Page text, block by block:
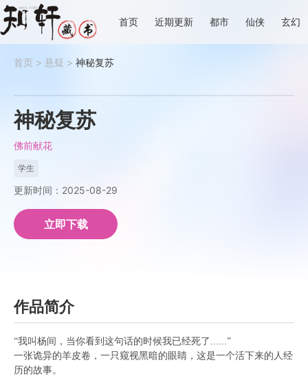
首页 近期更新 都市 仙侠 玄幻
首页 > 悬疑 > 神秘复苏
神秘复苏
佛前献花
学生
更新时间：2025-08-29
立即下载
作品简介
“我叫杨间，当你看到这句话的时候我已经死了......”
一张诡异的羊皮卷，一只窥视黑暗的眼睛，这是一个活下来的人经
历的故事。